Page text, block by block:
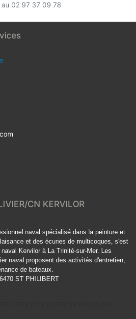
au 02 97 37 09 78
CN KERVILOR
naval spécialisé dans la peinture et
et des écuries de multicoques, s'est
Kervilor à La Trinité-sur-Mer. Les
naval proposent des activités d'entretien,
de bateaux.
ST PHILIBERT